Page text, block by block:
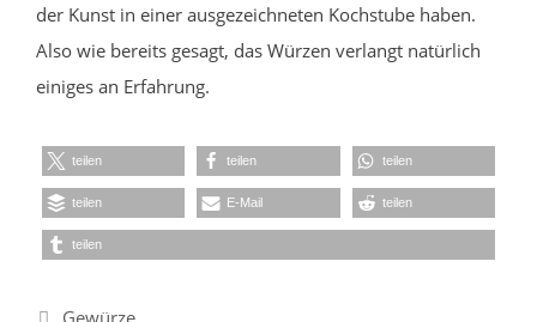
der Kunst in einer ausgezeichneten Kochstube haben.
Also wie bereits gesagt, das Würzen verlangt natürlich
einiges an Erfahrung.
teilen teilen teilen
teilen E-Mail teilen
teilen
Kategorien
Gewürze